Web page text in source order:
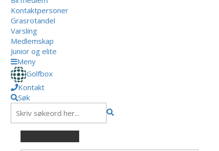
Kontaktpersoner
Grasrotandel
Varsling
Medlemskap
Junior og elite
Meny
Golfbox
Kontakt
Søk